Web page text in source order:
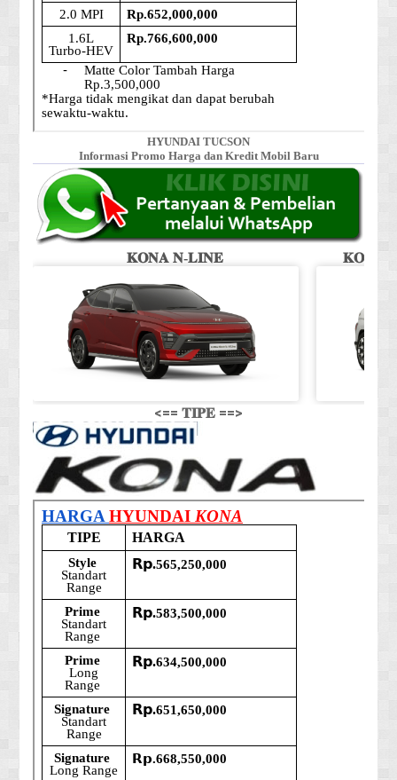
HYUNDAI TUCSON
Informasi Promo Harga dan Kredit Mobil Baru
𝐊𝐎𝐍𝐀 𝐍-𝐋𝐈𝐍𝐄 𝐊𝐎𝐍𝐀
<== 𝐓𝐈𝐏𝐄 ==>